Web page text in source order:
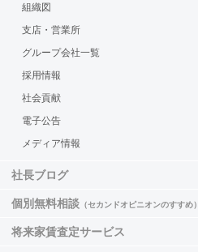
組織図
支店・営業所
グループ会社一覧
採用情報
社会貢献
電子公告
メディア情報
社長ブログ
個別無料相談 （セカンドオピニオンのすすめ）
将来家賃査定サービス